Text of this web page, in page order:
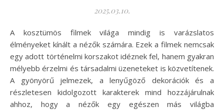
2025.03.10.
A kosztümös filmek világa mindig is varázslatos
élményeket kínált a nézők számára. Ezek a filmek nemcsak
egy adott történelmi korszakot idéznek fel, hanem gyakran
mélyebb érzelmi és társadalmi üzeneteket is közvetítenek.
A gyönyörű jelmezek, a lenyűgöző dekorációk és a
részletesen kidolgozott karakterek mind hozzájárulnak
ahhoz, hogy a nézők egy egészen más világba